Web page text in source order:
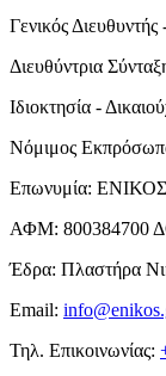
Γενικός Διευθυντής
Διευθύντρια
Ιδιοκτησία -
Νόμιμος
Επωνυμία:
ΑΦΜ: 800384700
Έδρα: Πλαστήρα
Email:
Τηλ. Επικοινωνίας: